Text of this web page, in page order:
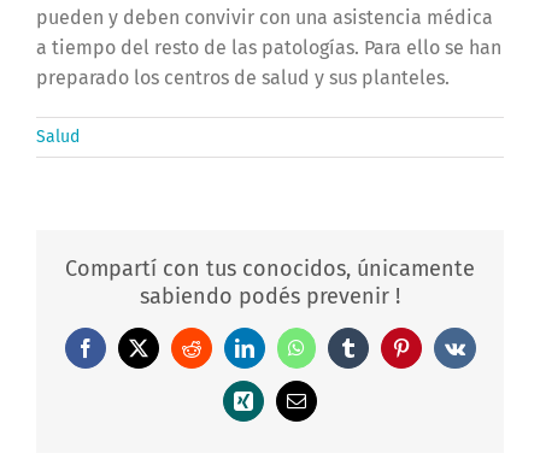
pueden y deben convivir con una asistencia médica
a tiempo del resto de las patologías. Para ello se han
preparado los centros de salud y sus planteles.
Salud
Compartí con tus conocidos, únicamente
sabiendo podés prevenir !
Facebook
X RedditLinkedInWhatsAppTumblrPinterestVk
Xing
Correo
electrónico